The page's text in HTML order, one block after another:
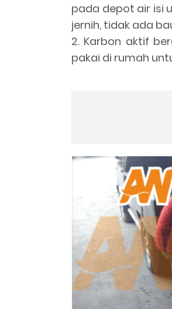
pada depot air isi
jernih, tidak ada
2. Karbon aktif
pakai di rumah